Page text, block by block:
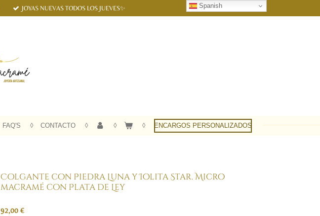
JOYAS NUEVAS TODOS LOS JUEVES✨
FAQ'S CONTACTO ENCARGOS PERSONALIZADOS
Colgante con Piedra Luna y Iolita Star. Micro
macramé con Plata de Ley
92,00 €
Spanish